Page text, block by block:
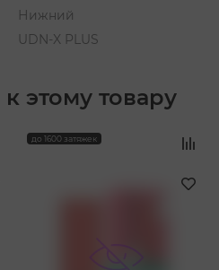
Нижний
UDN-X PLUS
этому товару
до 1600 затяжек
‹